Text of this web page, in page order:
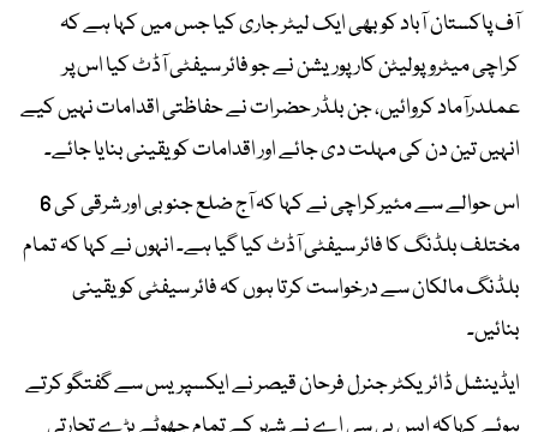
آف پاکستان آباد کو بھی ایک لیٹر جاری کیا جس میں کہا ہے کہ
کراچی میٹروپولیٹن کارپوریشن نے جو فائر سیفٹی آڈٹ کیا اس پر
عملدرآماد کروائیں، جن بلڈر حضرات نے حفاظتی اقدامات نہیں کیے
انہیں تین دن کی مہلت دی جائے اور اقدامات کو یقینی بنایا جائے۔
اس حوالے سے مئیرکراچی نے کہا کہ آج ضلع جنوبی اور شرقی کی 6
مختلف بلڈنگ کا فائر سیفٹی آڈٹ کیا گیا ہے۔ انہوں نے کہا کہ تمام
بلڈنگ مالکان سے درخواست کرتا ہوں کہ فائر سیفٹی کو یقینی
بنائیں۔
ایڈینشل ڈائریکٹر جنرل فرحان قیصر نے ایکسپریس سے گفتگو کرتے